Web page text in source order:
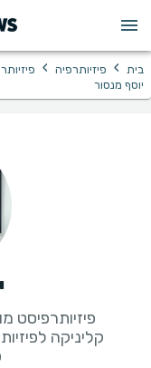
בית › פיזיותרפיה ›
יוסף מנסור
קליניקה